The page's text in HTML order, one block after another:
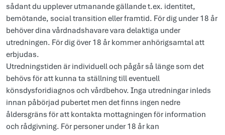
sådant du upplever utmanande gällande t.ex. identitet,
bemötande, social transition eller framtid. För dig under 18 år
behöver dina vårdnadshavare vara delaktiga under
utredningen. För dig över 18 år kommer anhörigsamtal att
erbjudas.
Utredningstiden är individuell och pågår så länge som det
behövs för att kunna ta ställning till eventuell
könsdysforidiagnos och vårdbehov. Inga utredningar inleds
innan påbörjad pubertet men det finns ingen nedre
åldersgräns för att kontakta mottagningen för information
och rådgivning. För personer under 18 år kan